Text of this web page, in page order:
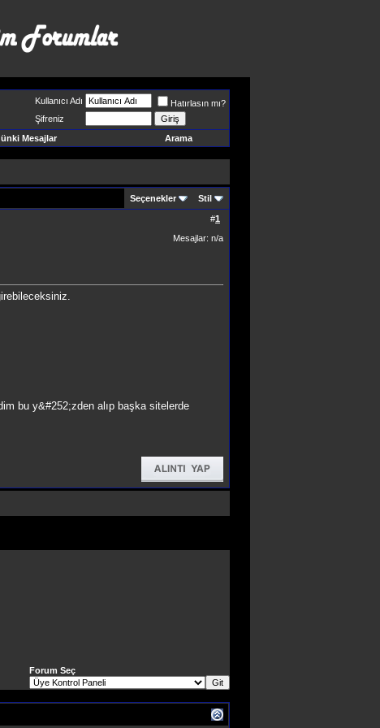
Kullanıcı Adı
Hatırlasın mı?
Şifreniz
Mesajlar Arama
Seçenekler Stil
#1
Mesajlar: n/a
bu y&#252;zden alıp başka sitelerde
Forum Seç